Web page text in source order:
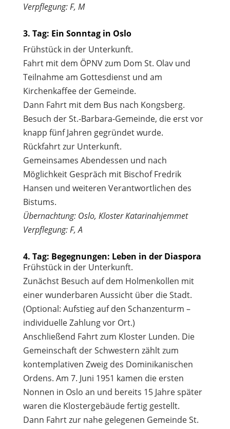
Verpflegung: F, M
3. Tag: Ein Sonntag in Oslo
Frühstück in der Unterkunft.
Fahrt mit dem ÖPNV zum Dom St. Olav und
Teilnahme am Gottesdienst und am
Kirchenkaffee der Gemeinde.
Dann Fahrt mit dem Bus nach Kongsberg.
Besuch der St.-Barbara-Gemeinde, die erst vor
knapp fünf Jahren gegründet wurde.
Rückfahrt zur Unterkunft.
Gemeinsames Abendessen und nach
Möglichkeit Gespräch mit Bischof Fredrik
Hansen und weiteren Verantwortlichen des
Bistums.
Übernachtung: Oslo, Kloster Katarinahjemmet
Verpflegung: F, A
4. Tag: Begegnungen: Leben in der Diaspora
Frühstück in der Unterkunft.
Zunächst Besuch auf dem Holmenkollen mit
einer wunderbaren Aussicht über die Stadt.
(Optional: Aufstieg auf den Schanzenturm –
individuelle Zahlung vor Ort.)
Anschließend Fahrt zum Kloster Lunden. Die
Gemeinschaft der Schwestern zählt zum
kontemplativen Zweig des Dominikanischen
Ordens. Am 7. Juni 1951 kamen die ersten
Nonnen in Oslo an und bereits 15 Jahre später
waren die Klostergebäude fertig gestellt.
Dann Fahrt zur nahe gelegenen Gemeinde St.